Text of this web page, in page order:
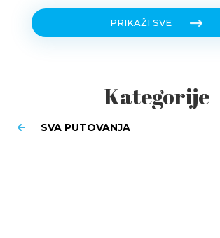
PRIKAŽI SVE
Kategorije
SVA PUTOVANJA